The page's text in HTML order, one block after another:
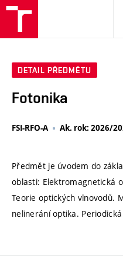
DETAIL PŘEDMĚTU
Fotonika
FSI-RFO-A Ak. rok: 2026/
Předmět je úvodem do
oblasti: Elektromagnetická
Teorie optických vlnovodů.
nelinerání optika.